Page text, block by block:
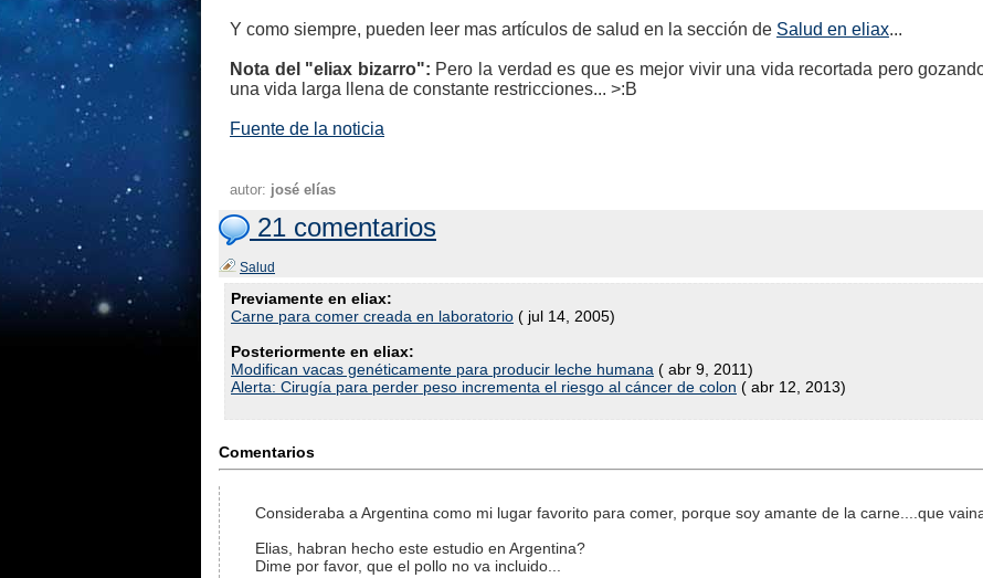
Y como siempre, pueden leer mas artículos de salud en la sección de Salud en eliax...
Nota del "eliax bizarro": Pero la verdad es que es mejor vivir una vida recortada pero
una vida larga llena de constante restricciones... >:B
Fuente de la noticia
autor: josé elías
21 comentarios
Salud
Previamente en eliax:
Carne para comer creada en laboratorio ( jul 14, 2005)
Posteriormente en eliax:
Modifican vacas genéticamente para producir leche humana ( abr 9, 2011)
Alerta: Cirugía para perder peso incrementa el riesgo al cáncer de colon ( abr 12, 2013)
Comentarios
Consideraba a Argentina como mi lugar favorito para comer, porque soy amante de la carne....que
Elias, habran hecho este estudio en Argentina?
Dime por favor, que el pollo no va incluido...